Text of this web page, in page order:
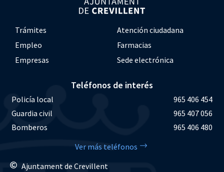
Trámites
Atención ciudadana
Empleo
Farmacias
Empresas
Sede electrónica
Teléfonos de interés
Policía local
965 406 454
Guardia civil
965 407 056
Bomberos
965 406 480
Ver más teléfonos
Ajuntament de Crevillent